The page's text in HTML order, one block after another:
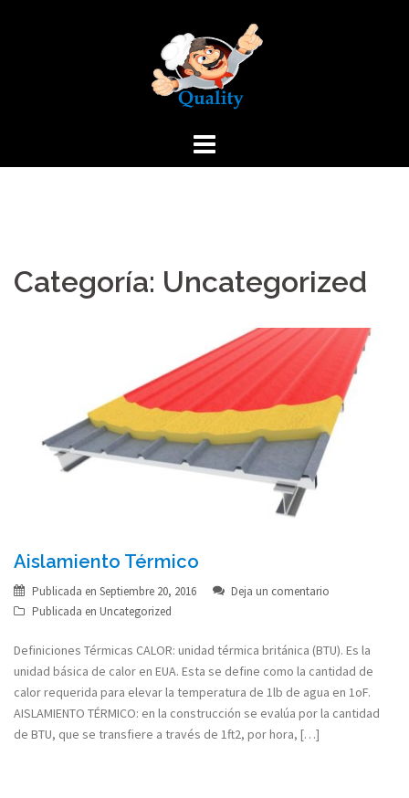
Categoría: Uncategorized
Aislamiento Térmico
Publicada en Septiembre 20, 2016
Deja un comentario
Publicada en Uncategorized
Definiciones Térmicas CALOR: unidad térmica británica (BTU). Es la
unidad básica de calor en EUA. Esta se define como la cantidad de
calor requerida para elevar la temperatura de 1lb de agua en 1oF.
AISLAMIENTO TÉRMICO: en la construcción se evalúa por la cantidad
de BTU, que se transfiere a través de 1ft2, por hora, […]